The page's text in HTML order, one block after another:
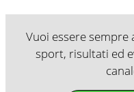
Vuoi essere
sport, risultati ed